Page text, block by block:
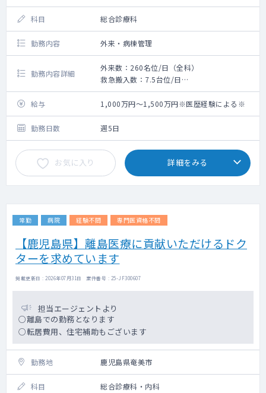
科目 総合診療科
勤務内容 外来・病棟管理
勤務内容詳細
外来数：260名位/日（全科）
救急搬入数：7.5台位/日
手術数：120件位/年（全科）
給与
1,000万円～1,500万円※医歴経験による※
勤務日数 週5日
お気に入り 詳細をみる
常勤 病院 経験不問 専門医資格不問
【鹿児島県】離島医療に貢献いただけるドク
ターを求めています
掲載更新日 : 2026年07月31日 案件番号 : 25-JF300607
担当エージェントより
○離島での勤務となります
○転居費用、住宅補助もございます
勤務地 鹿児島県奄美市
科目 総合診療科・内科